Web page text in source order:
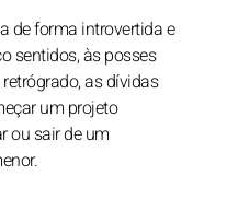
de forma introvertida e
sentidos, às posses
as dívidas
um projeto
ou sair de um